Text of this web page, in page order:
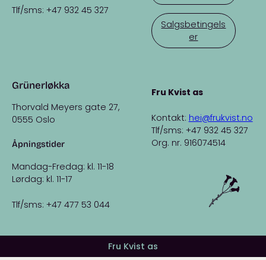
Tlf/sms: +47 932 45 327
Grünerløkka
Thorvald Meyers gate 27,
0555 Oslo
Åpningstider
Mandag-Fredag: kl. 11-18
Lørdag: kl. 11-17
Tlf/sms: +47 477 53 044
Salgsbetingels
er
Fru Kvist as
Kontakt: hei@frukvist.no
Tlf/sms: +47 932 45 327
Org. nr. 916074514
Fru Kvist as